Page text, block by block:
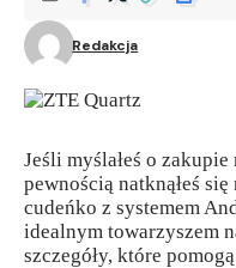
Redakcja
Jeśli myślałeś o
pewnością natknąłeś
cudeńko z systemem
idealnym towarzyszem
szczegóły, które